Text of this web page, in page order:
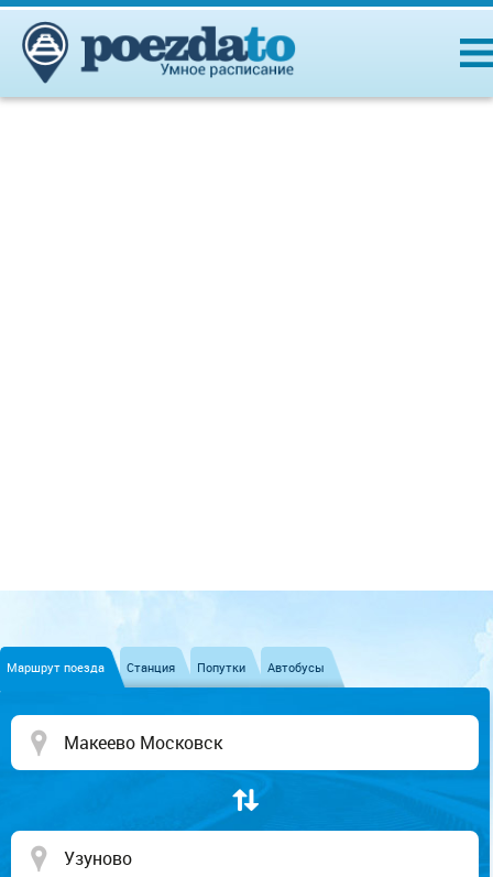
Маршрут поезда Станция Попутки Автобусы